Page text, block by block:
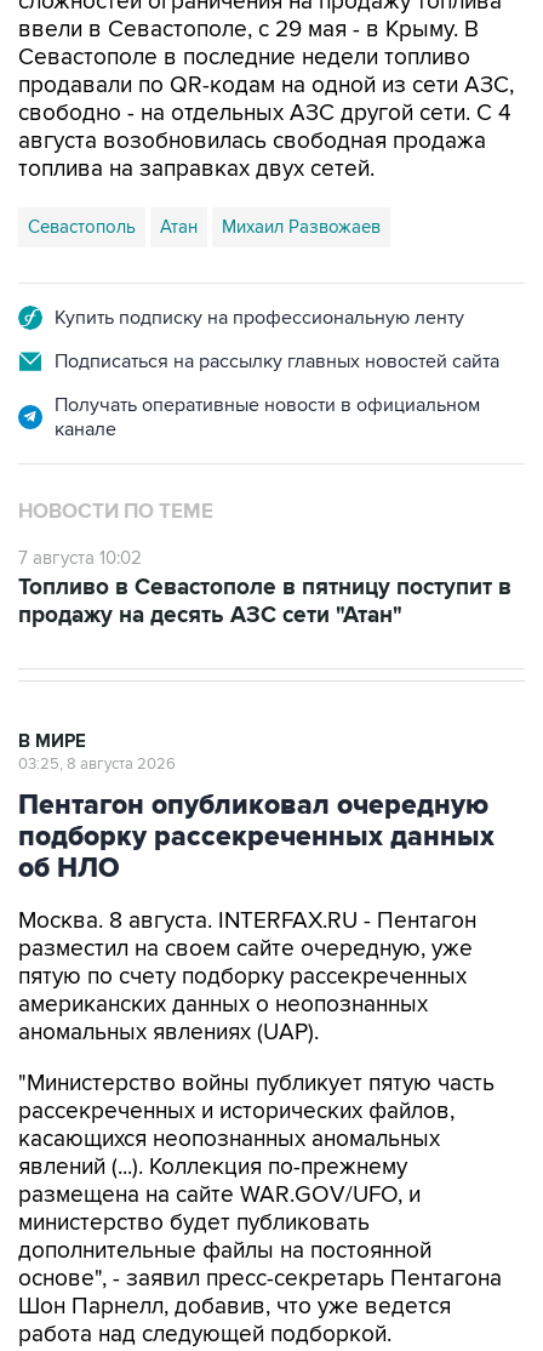
ввели в Севастополе, с 29 мая - в Крыму. В
Севастополе в последние недели топливо
продавали по QR-кодам на одной из сети АЗС,
свободно - на отдельных АЗС другой сети. С 4
августа возобновилась свободная продажа
топлива на заправках двух сетей.
Севастополь Атан Михаил Развожаев
Купить подписку на профессиональную ленту
Подписаться на рассылку главных новостей сайта
Получать оперативные новости в официальном
канале
НОВОСТИ ПО ТЕМЕ
7 августа 10:02
Топливо в Севастополе в пятницу поступит в
продажу на десять АЗС сети "Атан"
В МИРЕ
03:25, 8 августа 2026
Пентагон опубликовал очередную
подборку рассекреченных данных
об НЛО
Москва. 8 августа. INTERFAX.RU - Пентагон
разместил на своем сайте очередную, уже
пятую по счету подборку рассекреченных
американских данных о неопознанных
аномальных явлениях (UAP).
"Министерство войны публикует пятую часть
рассекреченных и исторических файлов,
касающихся неопознанных аномальных
явлений (...). Коллекция по-прежнему
размещена на сайте WAR.GOV/UFO, и
министерство будет публиковать
дополнительные файлы на постоянной
основе", - заявил пресс-секретарь Пентагона
Шон Парнелл, добавив, что уже ведется
работа над следующей подборкой.